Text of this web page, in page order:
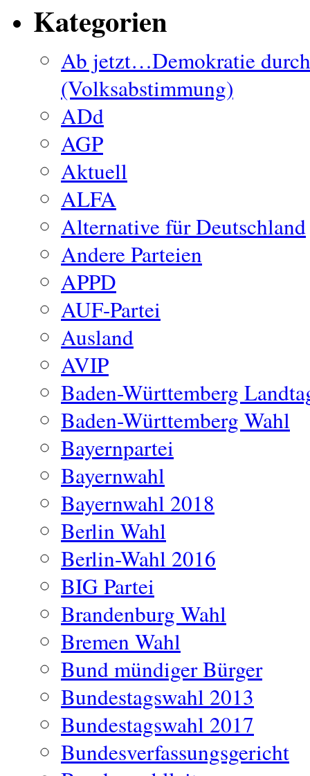
Kategorien
Ab jetzt…Demokratie
(Volksabstimmung)
ADd
AGP
Aktuell
ALFA
Alternative für Deutschland
Andere Parteien
APPD
AUF-Partei
Ausland
AVIP
Baden-Württemberg
Baden-Württemberg Wahl
Bayernpartei
Bayernwahl
Bayernwahl 2018
Berlin Wahl
Berlin-Wahl 2016
BIG Partei
Brandenburg Wahl
Bremen Wahl
Bund mündiger Bürger
Bundestagswahl 2013
Bundestagswahl 2017
Bundesverfassungsgericht